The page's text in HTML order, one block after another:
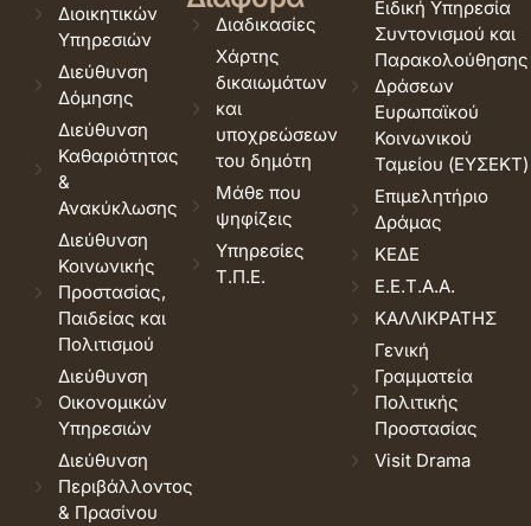
Διοικητικών
Υπηρεσιών
Διεύθυνση
Δόμησης
Διεύθυνση
Καθαριότητας
&
Ανακύκλωσης
Διεύθυνση
Κοινωνικής
Προστασίας,
Παιδείας και
Πολιτισμού
Διεύθυνση
Οικονομικών
Υπηρεσιών
Διεύθυνση
Περιβάλλοντος
& Πρασίνου
Διαδικασίες
Χάρτης
δικαιωμάτων
και
υποχρεώσεων
του δημότη
Μάθε που
ψηφίζεις
Υπηρεσίες
Τ.Π.Ε.
Ειδική Υπηρεσία
Συντονισμού και
Παρακολούθησης
Δράσεων
Ευρωπαϊκού
Κοινωνικού
Ταμείου (ΕΥΣΕΚΤ)
Επιμελητήριο
Δράμας
ΚΕΔΕ
Ε.Ε.Τ.Α.Α.
ΚΑΛΛΙΚΡΑΤΗΣ
Γενική
Γραμματεία
Πολιτικής
Προστασίας
Visit Drama